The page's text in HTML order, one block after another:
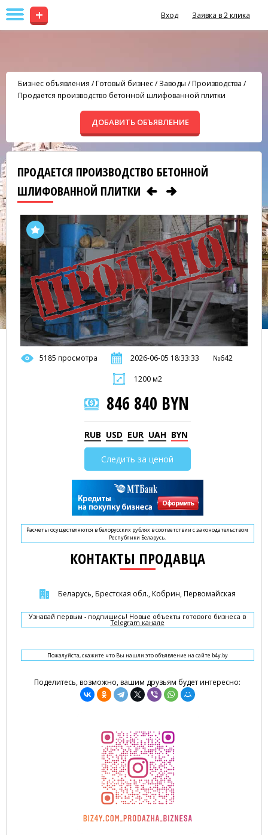
+ Вход Заявка в 2 клика
Бизнес объявления /Готовый бизнес/Заводы / Производства /
Продается производство бетонной шлифованной плитки
ДОБАВИТЬ ОБЪЯВЛЕНИЕ
ПРОДАЕТСЯ ПРОИЗВОДСТВО БЕТОННОЙ
ШЛИФОВАННОЙ ПЛИТКИ
5185 просмотра 2026-06-05 18:33:33 №642
1200 м2
846 840 BYN
RUB USD EUR UAH BYN
Следить за ценой
Расчеты осуществляются в белорусских рублях в соответствии с законодательством
Республики Беларусь.
КОНТАКТЫ ПРОДАВЦА
Беларусь, Брестская обл., Кобрин, Первомайская
Узнавай первым - подпишись! Новые объекты готового бизнеса в
Telegram канале
Пожалуйста, скажите что Вы нашли это объявление на сайте b4y.by
Поделитесь, возможно, вашим друзьям будет интересно: